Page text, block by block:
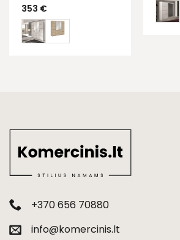
353 €
+370 656 70880
info@komercinis.lt